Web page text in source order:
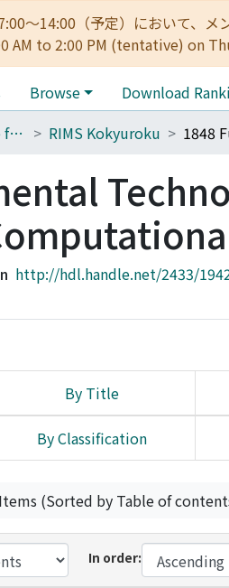
～14:00（予定）において、
to 2:00 PM (tentative) on
Browse Download
400_Research Institute for Mathematical Sciences RIMS Kokyuroku
http://hdl.handle.net/2433/
By Title
By Classification
(Sorted by Table of
In order: